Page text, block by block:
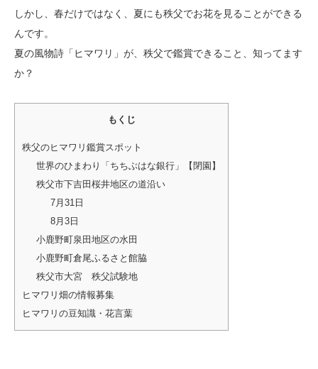
しかし、春だけではなく、夏にも秩父でお花を見ることができる
んです。
夏の風物詩「ヒマワリ」が、秩父で鑑賞できること、知ってます
か？
もくじ
秩父のヒマワリ鑑賞スポット
世界のひまわり「ちちぶはな銀行」【閉園】
秩父市下吉田桜井地区の道沿い
7月31日
8月3日
小鹿野町泉田地区の水田
小鹿野町倉尾ふるさと館脇
秩父市大宮 秩父試験地
ヒマワリ畑の情報募集
ヒマワリの豆知識・花言葉